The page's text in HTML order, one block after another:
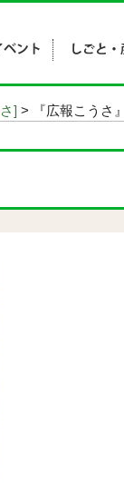
] > 『広報こうさ